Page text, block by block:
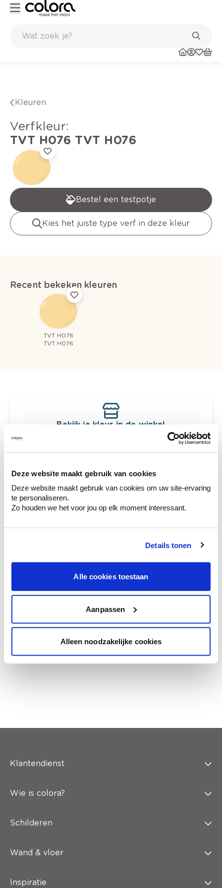
Deze website maakt gebruik van cookies
Deze website maakt gebruik van cookies om uw site-ervaring
te personaliseren.
Zo houden we het voor jou op elk moment interessant.
Details tonen
Alle cookies toestaan
Aanpassen
Alleen noodzakelijke cookies
Kleuren
verfkleur:
TVT H076 TVT H076
Bestel een testpotje
Kies het juiste type verf in deze kleur
Recent bekeken kleuren
TVT H076
TVT H076
Bekijk je kleur in de winkel
Ontdek er kleurechte stalen van je
te verfijnen.
Krijg persoonlijk advies om kleuren te
combineren.
Krijg kleuradvies op basis van de lichtinval
en je meubels.
Krijg ineens een technologische check-up
Klantendienst
Wie is colora?
Schilderen
Wand & vloer
Inspiratie